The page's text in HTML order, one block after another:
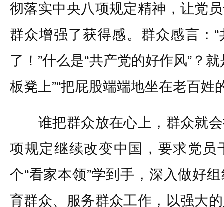
彻落实中央八项规定精神，让党
群众增强了获得感。群众感言：
了！”什么是“共产党的好作风”？
板凳上”“把屁股端端地坐在老百姓
谁把群众放在心上，群众就会
项规定继续改变中国，要求党员
个“看家本领”学到手，深入做好
育群众、服务群众工作，以强大